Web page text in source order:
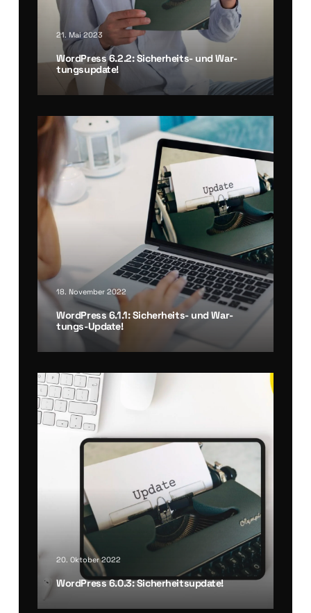
21. Mai 2023
Word­Press 6.2.2: Sicher­heits- und War­
tung­s­up­date!
18. November 2022
Word­Press 6.1.1: Sicher­heits- und War­
tungs-Update!
20. Oktober 2022
Word­Press 6.0.3: Sicher­heits­up­date!